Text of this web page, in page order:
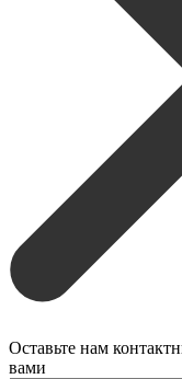
Оставьте нам
вами